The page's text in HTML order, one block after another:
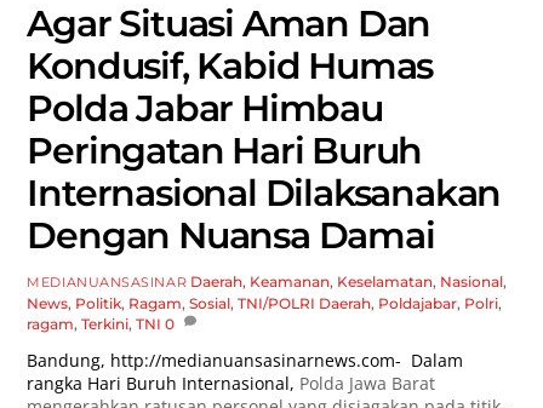
Agar Situasi Aman Dan
Kondusif, Kabid Humas
Polda Jabar Himbau
Peringatan Hari Buruh
Internasional Dilaksanakan
Dengan Nuansa Damai
MEDIANUANSASINAR Daerah, Keamanan, Keselamatan, Nasional,
News, Politik, Ragam,Sosial,TNI/POLRI Daerah, Poldajabar, Polri,
ragam,Terkini,TNI 0
Bandung, http://medianuansasinarnews.com- Dalam
rangka Hari Buruh Internasional, Polda Jawa Barat